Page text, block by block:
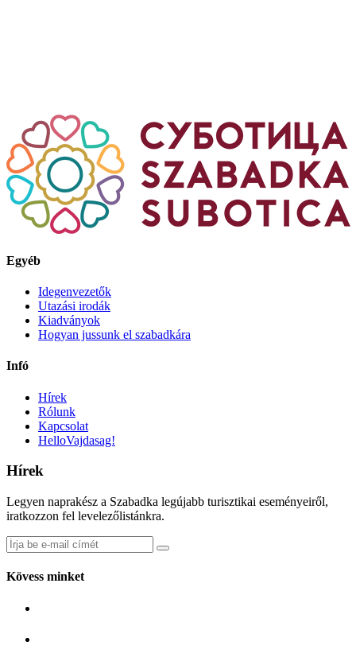
Egyéb
Idegenvezetők
Utazási irodák
Kiadványok
Hogyan jussunk el szabadkára
Infó
Hírek
Rólunk
Kapcsolat
HelloVajdasag!
Hírek
Legyen naprakész a Szabadka legújabb turisztikai eseményeiről,
iratkozzon fel levelezőlistánkra.
Kövess minket